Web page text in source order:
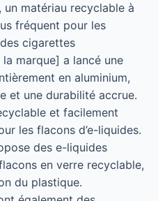
un matériau recyclable à
fréquent pour les
cigarettes
marque] a lancé une
en aluminium,
et une durabilité accrue.
et facilement
les flacons d’e-liquides.
des e-liquides
en verre recyclable,
du plastique.